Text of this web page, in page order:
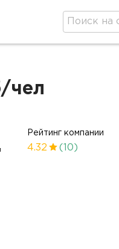
чел
Рейтинг компании
4.32 (10)